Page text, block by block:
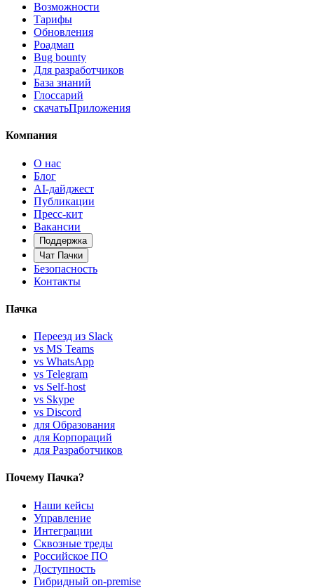
Возможности
Тарифы
Обновления
Роадмап
Bug bounty
Для разработчиков
База знаний
Глоссарий
скачатьПриложения
Компания
О нас
Блог
AI-дайджест
Публикации
Пресс-кит
Вакансии
Поддержка
Чат Пачки
Безопасность
Контакты
Пачка
Переезд из Slack
vs MS Teams
vs WhatsApp
vs Telegram
vs Self-host
vs Skype
vs Discord
для Образования
для Корпораций
для Разработчиков
Почему Пачка?
Наши кейсы
Управление
Интеграции
Сквозные треды
Российское ПО
Доступность
Гибридный on-premise